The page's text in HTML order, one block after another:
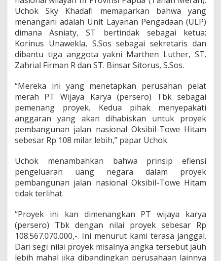
i
l
-
o
w
e
H
a
m
a
p
u
a
Uchok Sky Khadafi memaparkan bahwa yang
menangani adalah Unit Layanan Pengadaan (ULP)
dimana Asniaty, ST bertindak sebagai ketua;
Korinus Unawekla, S.Sos sebagai sekretaris dan
dibantu tiga anggota yakni Marthen Luther, ST.
Zahrial Firman R dan ST. Binsar Sitorus, S.Sos.
“Mereka ini yang menetapkan perusahan pelat
merah PT Wijaya Karya (persero) Tbk sebagai
pemenang proyek. Kedua pihak menyepakati
anggaran yang akan dihabiskan untuk proyek
pembangunan jalan nasional Oksibil-Towe Hitam
sebesar Rp 108 milar lebih,” papar Uchok.
Uchok menambahkan bahwa prinsip efiensi
pengeluaran uang negara dalam proyek
pembangunan jalan nasional Oksibil-Towe Hitam
tidak terlihat.
“Proyek ini kan dimenangkan PT wijaya karya
(persero) Tbk dengan nilai proyek sebesar Rp
108.567.070.000,-. Ini menurut kami terasa janggal.
Dari segi nilai proyek misalnya angka tersebut jauh
lebih mahal jika dibandingkan perusahaan lainnya